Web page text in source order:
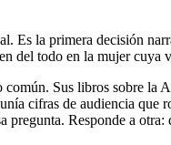
Es la primera decisión
del todo en la mujer cuya
Sus libros sobre la
cifras de audiencia que
pregunta. Responde a